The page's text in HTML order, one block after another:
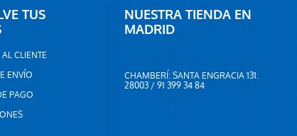
TUS
CLIENTE
ENVÍO
PAGO
NUESTRA TIENDA EN
MADRID
CHAMBERÍ: SANTA ENGRACIA 131.
28003 / 91 399 34 84